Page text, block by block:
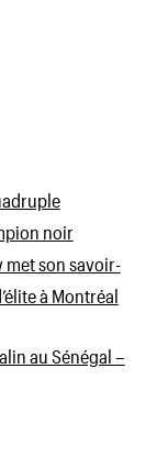
noir
met son savoir-
à Montréal
au Sénégal –